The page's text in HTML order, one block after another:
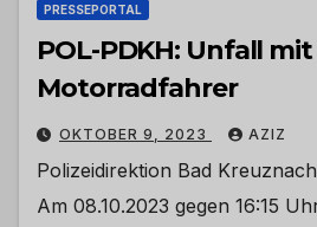
PRESSEPORTAL
POL-PDKH: Unfall
Motorradfahrer
OKTOBER 9, 2023 AZIZ
Polizeidirektion Bad
Am 08.10.2023 gegen 16:15